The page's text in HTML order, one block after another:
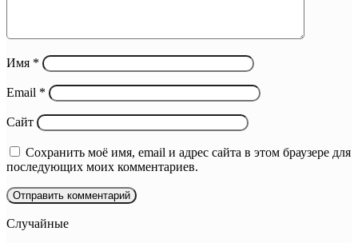
Имя *
Email *
Сайт
Сохранить моё имя, email и адрес сайта в этом браузере для
последующих моих комментариев.
Случайные